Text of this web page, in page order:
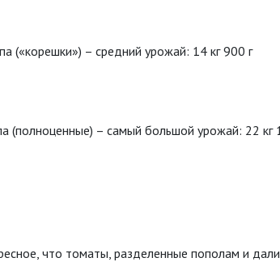
(«корешки») – средний урожай: 14 кг 900 г
(полноценные) – самый большой урожай: 22 кг
что томаты, разделенные пополам и